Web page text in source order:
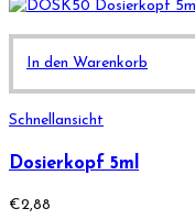
In den Warenkorb
Schnellansicht
Dosierkopf 5ml
€2,88